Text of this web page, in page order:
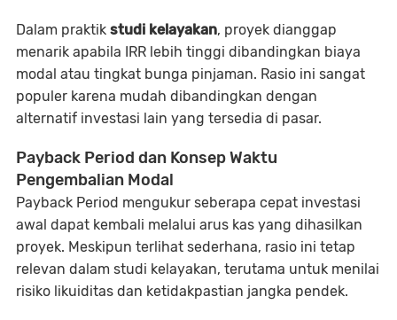
Dalam praktik studi kelayakan, proyek dianggap
menarik apabila IRR lebih tinggi dibandingkan biaya
modal atau tingkat bunga pinjaman. Rasio ini sangat
populer karena mudah dibandingkan dengan
alternatif investasi lain yang tersedia di pasar.
Payback Period dan Konsep Waktu
Pengembalian Modal
Payback Period mengukur seberapa cepat investasi
awal dapat kembali melalui arus kas yang dihasilkan
proyek. Meskipun terlihat sederhana, rasio ini tetap
relevan dalam studi kelayakan, terutama untuk menilai
risiko likuiditas dan ketidakpastian jangka pendek.